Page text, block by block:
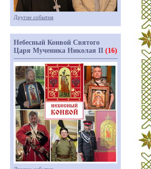
Другие события
Небесный Конвой Святого
Царя Мученика Николая II (16)